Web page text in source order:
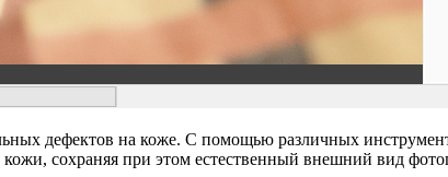
дефектов на коже. С помощью различных
сохраняя при этом естественный внешний вид